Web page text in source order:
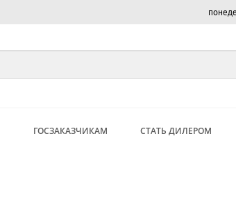
ГОСЗАКАЗЧИКАМ СТАТЬ ДИЛЕРОМ